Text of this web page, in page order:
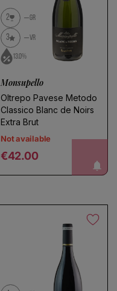
2 GR
3 VR
13.0%
Monsupello
Oltrepo Pavese Metodo
Classico Blanc de Noirs
Extra Brut
Not available
Regular price
€42.00 notify me!